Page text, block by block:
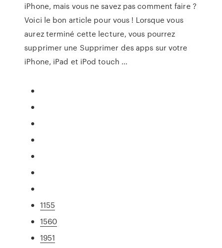
iPhone, mais vous ne savez pas comment faire ?
Voici le bon article pour vous ! Lorsque vous
aurez terminé cette lecture, vous pourrez
supprimer une Supprimer des apps sur votre
iPhone, iPad et iPod touch ...
1155
1560
1951